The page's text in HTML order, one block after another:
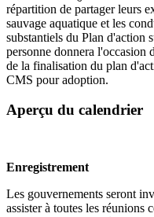
répartition de partager leurs
sauvage aquatique et les
substantiels du Plan d'action
personne donnera l'occasion
de la finalisation du plan
CMS pour adoption.
Aperçu du calendrier
Enregistrement
Les gouvernements seront
assister à toutes les réunions